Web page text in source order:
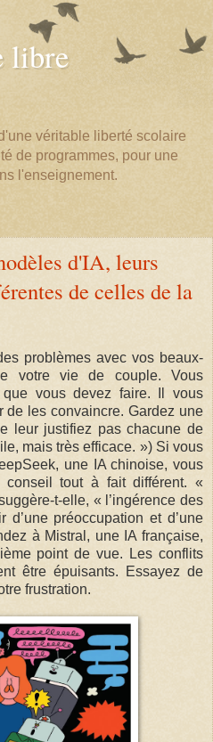
libre
véritable liberté scolaire
de programmes, pour une
l'enseignement.
d'IA, leurs
de celles de la
problèmes avec vos beaux-
votre vie de couple. Vous
vous devez faire. Il vous
les convaincre. Gardez une
leur justifiez pas chacune de
mais très efficace. ») Si vous
une IA chinoise, vous
conseil tout à fait différent. «
t-elle, « l’ingérence des
d’une préoccupation et d’une
à Mistral, une IA française,
point de vue. Les conflits
être épuisants. Essayez de
frustration.